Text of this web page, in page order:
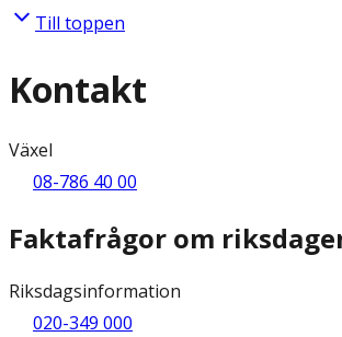
Till toppen
Kontakt
Växel
08-786 40 00
Faktafrågor om
Riksdagsinformation
020-349 000